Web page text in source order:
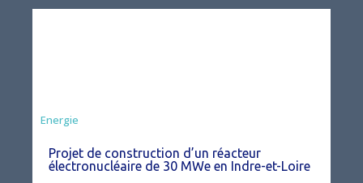
Energie
Projet de construction d’un réacteur
électronucléaire de 30 MWe en Indre-et-Loire